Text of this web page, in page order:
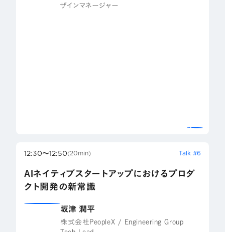
ザインマネージャー
12:30〜12:50(20min) Talk #6
AIネイティブスタートアップにおけるプロダ
クト開発の新常識
坂津 潤平
株式会社PeopleX / Engineering Group